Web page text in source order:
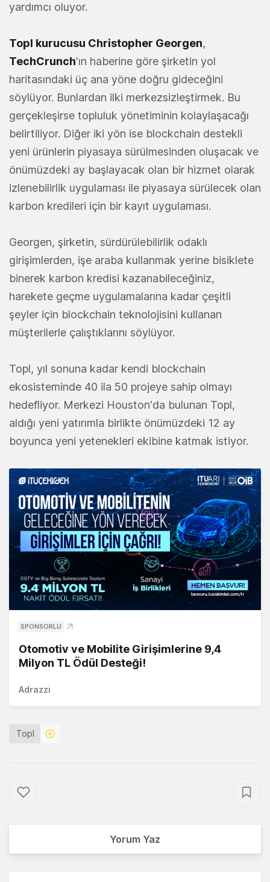
yardımcı oluyor.
Topl kurucusu Christopher Georgen,
TechCrunch'ın haberine göre şirketin yol
haritasındaki üç ana yöne doğru gideceğini
söylüyor. Bunlardan ilki merkezsizleştirmek. Bu
gerçekleşirse topluluk yönetiminin kolaylaşacağı
belirtiliyor. Diğer iki yön ise blockchain destekli
yeni ürünlerin piyasaya sürülmesinden oluşacak ve
önümüzdeki ay başlayacak olan bir hizmet olarak
izlenebilirlik uygulaması ile piyasaya sürülecek olan
karbon kredileri için bir kayıt uygulaması.
Georgen, şirketin, sürdürülebilirlik odaklı
girişimlerden, işe araba kullanmak yerine bisiklete
binerek karbon kredisi kazanabileceğiniz,
harekete geçme uygulamalarına kadar çeşitli
şeyler için blockchain teknolojisini kullanan
müşterilerle çalıştıklarını söylüyor.
Topl, yıl sonuna kadar kendi blockchain
ekosisteminde 40 ila 50 projeye sahip olmayı
hedefliyor. Merkezi Houston'da bulunan Topl,
aldığı yeni yatırımla birlikte önümüzdeki 12 ay
boyunca yeni yetenekleri ekibine katmak istiyor.
SPONSORLU
Otomotiv ve Mobilite Girişimlerine 9,4
Milyon TL Ödül Desteği!
Adrazzi
Topl
Yorum Yaz